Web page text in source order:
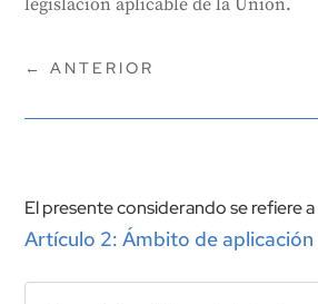
legislación aplicable de la Unión.
←ANTERIOR
El presente considerando se refiere a
Artículo 2: Ámbito de aplicación